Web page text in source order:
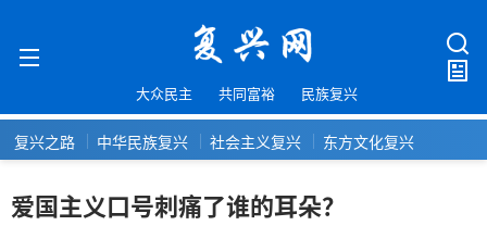
大众民主 共同富裕 民族复兴
复兴之路 中华民族复兴 社会主义复兴 东方文化复兴
爱国主义口号刺痛了谁的耳朵？